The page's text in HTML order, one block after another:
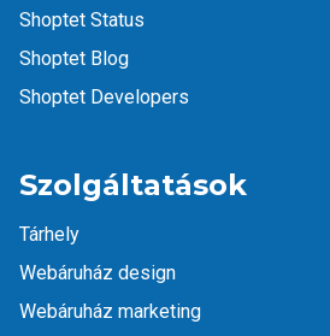
Shoptet Status
Shoptet Blog
Shoptet Developers
Szolgáltatások
Tárhely
Webáruház design
Webáruház marketing